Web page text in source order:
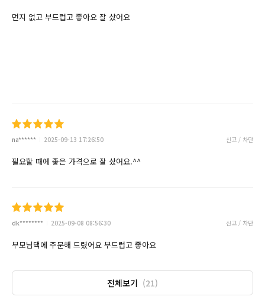
먼지 없고 부드럽고 좋아요 잘 샀어요
na****** 2025-09-13 17:26:50 신고 / 차단
필요할 때에 좋은 가격으로 잘 샀어요.^^
dk******** 2025-09-08 08:56:30 신고 / 차단
부모님댁에 주문해 드렸어요 부드럽고 좋아요
전체보기 (21)